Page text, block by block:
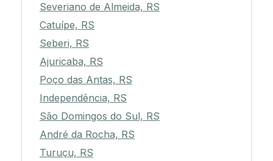
Severiano de Almeida, RS
Catuípe, RS
Seberi, RS
Ajuricaba, RS
Poço das Antas, RS
Independência, RS
São Domingos do Sul, RS
André da Rocha, RS
Turuçu, RS